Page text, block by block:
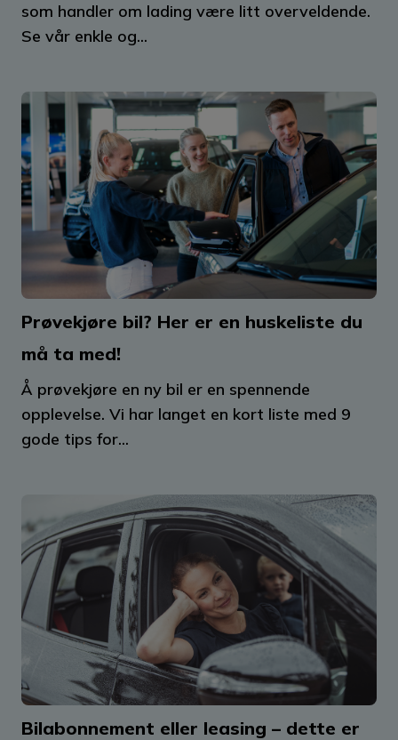
som handler om lading være litt overveldende.
Se vår enkle og...
Prøvekjøre bil? Her er en huskeliste du
må ta med!
Å prøvekjøre en ny bil er en spennende
opplevelse. Vi har langet en kort liste med 9
gode tips for...
Bilabonnement eller leasing – dette er